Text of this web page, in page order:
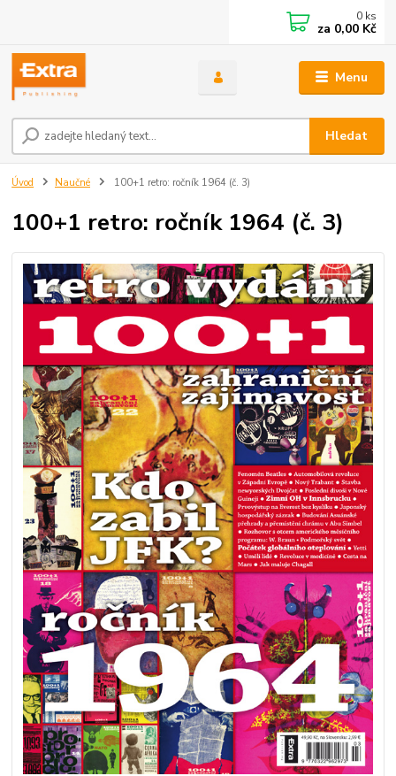
Menu
Hledat
0 ks
za 0,00 Kč
Úvod Naučné 100+1 retro: ročník 1964 (č. 3)
100+1 retro: ročník 1964 (č. 3)